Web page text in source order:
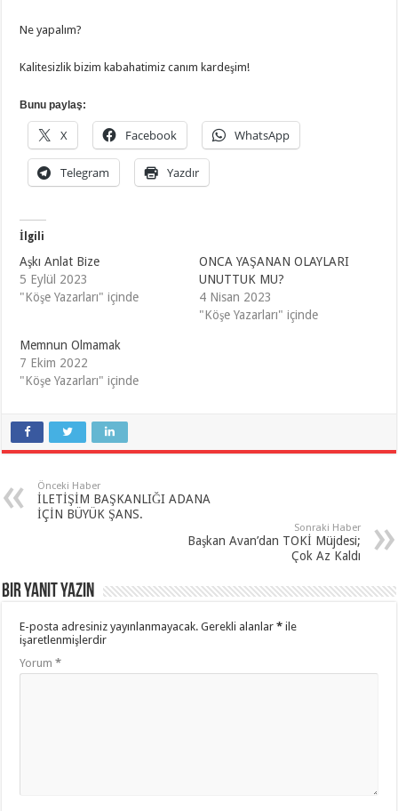
Ne yapalım?
Kalitesizlik bizim kabahatimiz canım kardeşim!
Bunu paylaş:
X Facebook WhatsApp
Telegram Yazdır
İlgili
Aşkı Anlat Bize
5 Eylül 2023
"Köşe Yazarları" içinde
ONCA YAŞANAN OLAYLARI
UNUTTUK MU?
4 Nisan 2023
"Köşe Yazarları" içinde
Memnun Olmamak
7 Ekim 2022
"Köşe Yazarları" içinde
Önceki Haber
İLETİŞİM BAŞKANLIĞI ADANA
İÇİN BÜYÜK ŞANS.
Sonraki Haber
Başkan Avan’dan TOKİ Müjdesi;
Çok Az Kaldı
Bir yanıt yazın
E-posta adresiniz yayınlanmayacak. Gerekli alanlar* ile
işaretlenmişlerdir
Yorum*